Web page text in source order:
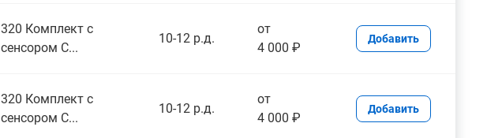
320 Комплект с
сенсором С...
10-12 р.д.
от
4 000 ₽
Добавить
320 Комплект с
сенсором С...
10-12 р.д.
от
4 000 ₽
Добавить